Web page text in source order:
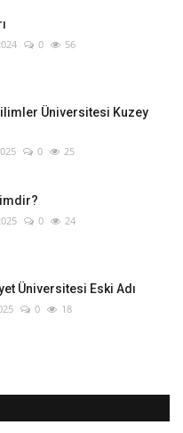
0 56
Üniversitesi Kuzey
0 25
0 24
Üniversitesi Eski Adı
0 18